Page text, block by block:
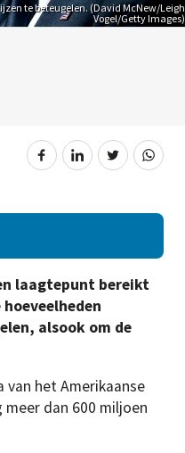
te beteugelen. (David McNew/Leigh
Vogel/Getty Images)
laagtepunt bereikt
alsook om de
het Amerikaanse
dan 600 miljoen